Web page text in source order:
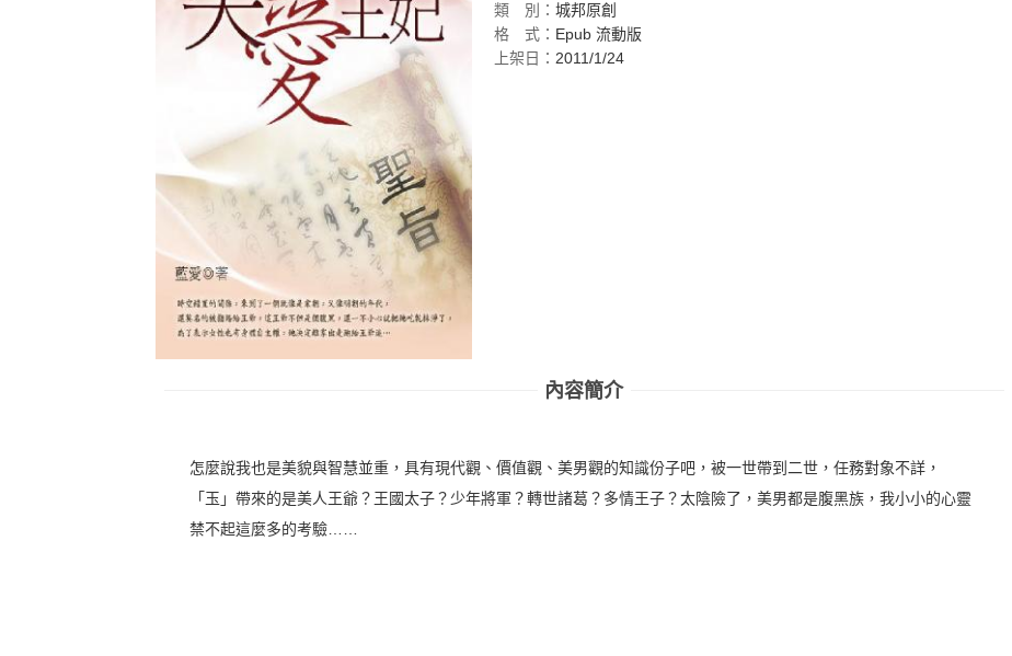
類
別： 城邦原創
格
式： Epub 流動版
上架日： 2011/1/24
內容簡介
怎麼說我也是美貌與智慧並重，具有現代觀、價值觀、美男觀的知識份子吧，被一世帶到二世，任務對象不詳，
「玉」帶來的是美人王爺？王國太子？少年將軍？轉世諸葛？多情王子？太陰險了，美男都是腹黑族，我小小的心靈
禁不起這麼多的考驗……